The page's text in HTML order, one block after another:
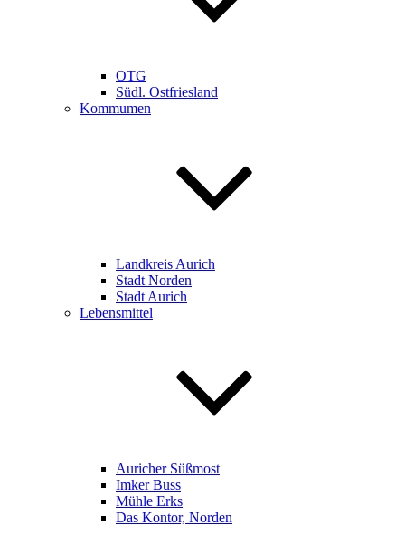
OTG
Südl. Ostfriesland
Kommumen
Landkreis Aurich
Stadt Norden
Stadt Aurich
Lebensmittel
Auricher Süßmost
Imker Buss
Mühle Erks
Das Kontor, Norden